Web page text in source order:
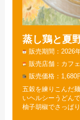
蒸し鶏と夏
販売期間
2026
販売店舗
カフ
販売価格
1,680
五穀を練りこんだ
いヘルシーうどんで
柚子胡椒でさっぱ